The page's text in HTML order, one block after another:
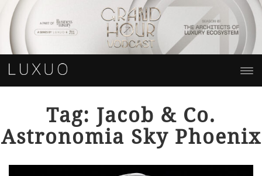
Tag: Jacob & Co.
Astronomia Sky Phoenix